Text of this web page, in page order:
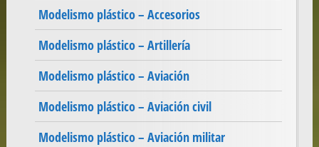
Modelismo plástico – Accesorios
Modelismo plástico – Artillería
Modelismo plástico – Aviación
Modelismo plástico – Aviación civil
Modelismo plástico – Aviación militar